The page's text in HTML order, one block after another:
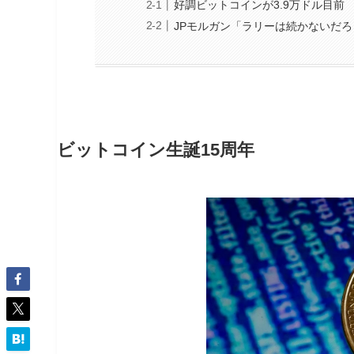
好調ビットコインが3.9万ドル目前
JPモルガン「ラリーは続かないだ
ビットコイン生誕15周年